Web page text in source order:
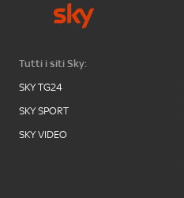
Tutti i siti Sky:
SKY TG24
SKY SPORT
SKY VIDEO